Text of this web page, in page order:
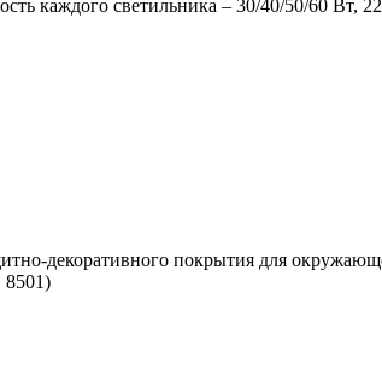
каждого светильника – 30/40/50/60 Вт,
декоративного покрытия для
8501)